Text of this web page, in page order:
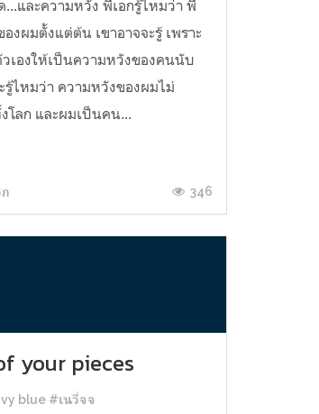
และความหวัง พี่เอกรู้ไหมว่า พี่
งผมตั้งแต่ต้น เขาอาจจะรู้ เพราะ
วเองให้เป็นความหวังของคนนับ
รู้ไหมว่า ความหวังของผมไม่
โลก และผมเป็นคน...
346
your pieces
blue #เนวี่จจ